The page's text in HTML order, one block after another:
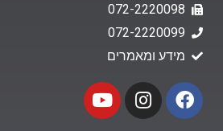
072-2220098
072-2220099
מידע ומאמרים